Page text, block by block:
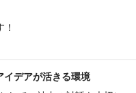
イデアが活きる環境